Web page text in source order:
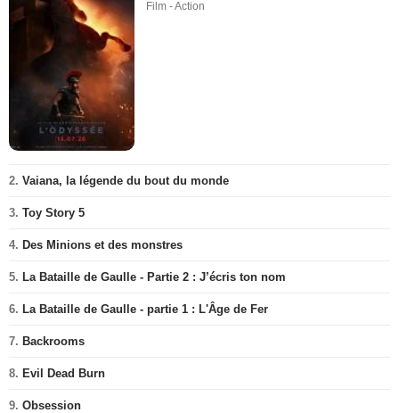
Film - Action
2. Vaiana, la légende du bout du monde
3. Toy Story 5
4. Des Minions et des monstres
5. La Bataille de Gaulle - Partie 2 : J’écris ton nom
6. La Bataille de Gaulle - partie 1 : L'Âge de Fer
7. Backrooms
8. Evil Dead Burn
9. Obsession